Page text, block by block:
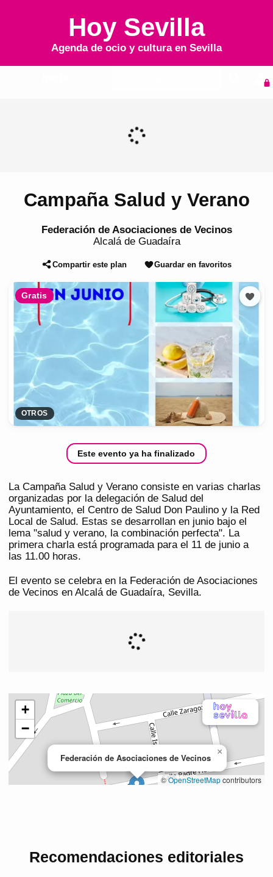
Hoy Sevilla
Agenda de ocio y cultura en Sevilla
Campaña Salud y Verano
Federación de Asociaciones de Vecinos
Alcalá de Guadaíra
Compartir este plan Guardar en favoritos
Gratis
OTROS
Este evento ya ha finalizado
La Campaña Salud y Verano consiste en varias charlas
organizadas por la delegación de Salud del
Ayuntamiento, el Centro de Salud Don Paulino y la Red
Local de Salud. Estas se desarrollan en junio bajo el
lema "salud y verano, la combinación perfecta". La
primera charla está programada para el 11 de junio a
las 11.00 horas.
El evento se celebra en la Federación de Asociaciones
de Vecinos en Alcalá de Guadaíra, Sevilla.
Recomendaciones editoriales